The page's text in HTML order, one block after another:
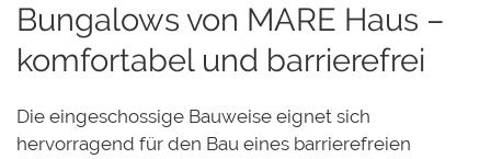
Bungalows von MARE Haus –
komfortabel und barrierefrei
Die eingeschossige Bauweise eignet sich
hervorragend für den Bau eines barrierefreien